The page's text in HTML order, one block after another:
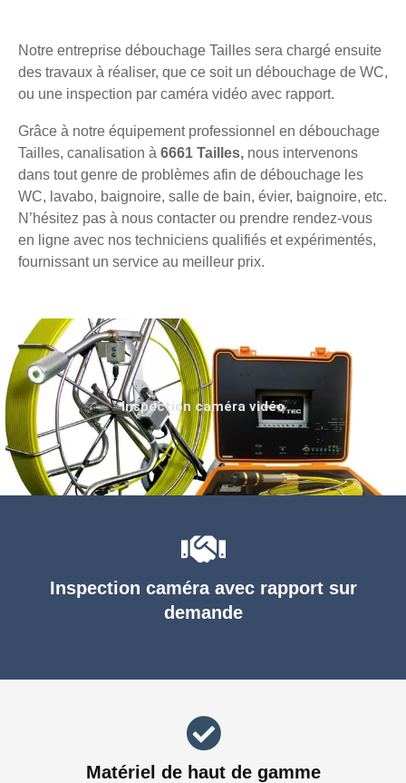
Notre entreprise débouchage Tailles sera chargé ensuite
des travaux à réaliser, que ce soit un débouchage de WC,
ou une inspection par caméra vidéo avec rapport.
Grâce à notre équipement professionnel en débouchage
Tailles, canalisation à 6661 Tailles, nous intervenons
dans tout genre de problèmes afin de débouchage les
WC, lavabo, baignoire, salle de bain, évier, baignoire, etc.
N’hésitez pas à nous contacter ou prendre rendez-vous
en ligne avec nos techniciens qualifiés et expérimentés,
fournissant un service au meilleur prix.
Inspection caméra avec rapport sur
demande
Matériel de haut de gamme
Inspection caméra vidéo